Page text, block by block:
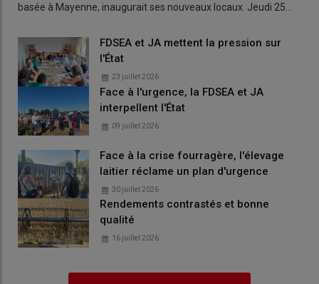
basée à Mayenne, inaugurait ses nouveaux locaux. Jeudi 25…
FDSEA et JA mettent la pression sur
l'État
23 juillet 2026
Face à l'urgence, la FDSEA et JA
interpellent l'État
09 juillet 2026
Face à la crise fourragère, l'élevage
laitier réclame un plan d'urgence
30 juillet 2026
Rendements contrastés et bonne
qualité
16 juillet 2026